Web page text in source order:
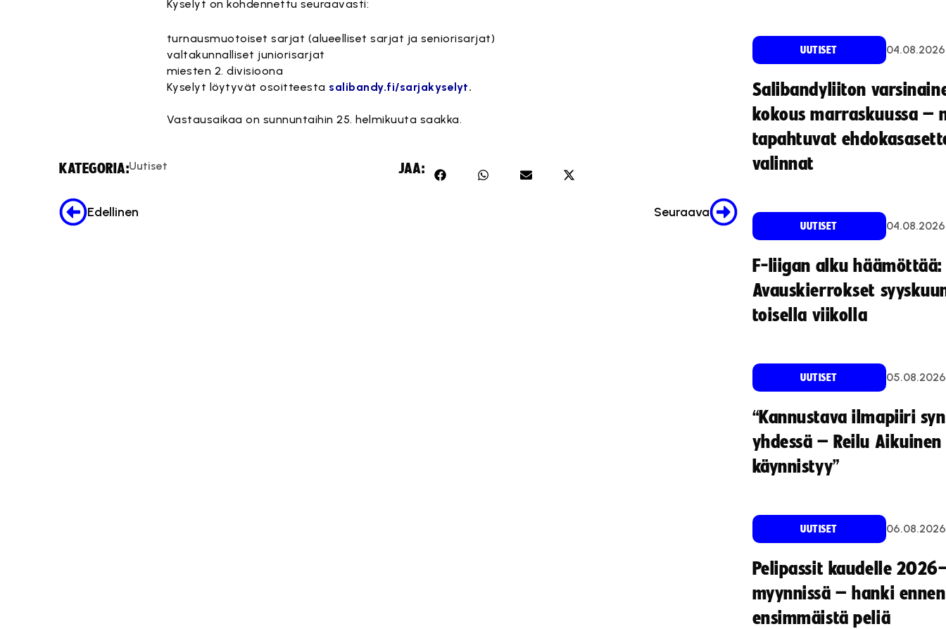
Kyselyt on kohdennettu seuraavasti:
turnausmuotoiset sarjat (alueelliset sarjat ja seniorisarjat)
valtakunnalliset juniorisarjat
miesten 2. divisioona
Kyselyt löytyvät osoitteesta salibandy.fi/sarjakyselyt.
Vastausaikaa on sunnuntaihin 25. helmikuuta saakka.
KATEGORIA:Uutiset JAA:
Edellinen Seuraava
UUTISET 04.08.2026
Salibandyliiton
kokous marraskuussa –
tapahtuvat
valinnat
UUTISET 04.08.2026
F-liigan alku häämöttää:
Avauskierrokset
toisella viikolla
UUTISET 05.08.2026
“Kannustava ilmapiiri
yhdessä – Reilu
käynnistyy”
UUTISET 06.08.2026
Pelipassit kaudelle
myynnissä – hanki ennen
ensimmäistä peliä